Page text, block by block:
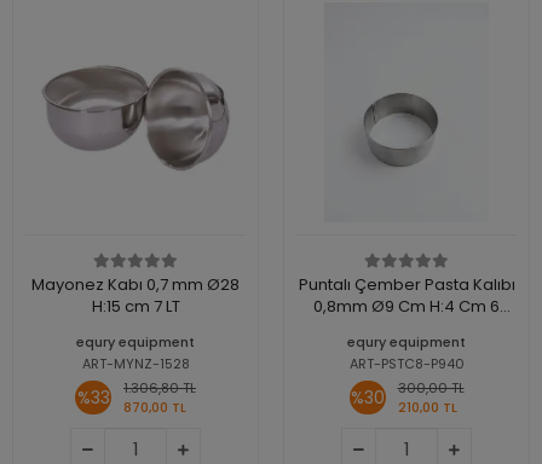
Mayonez Kabı 0,7 mm Ø28
H:15 cm 7 LT
equry equipment
ART-MYNZ-1528
%33
1.306,80 TL
870,00 TL
Puntalı Çember Pasta Kalıbı
0,8mm Ø9 Cm H:4 Cm 6
equry equipment
ART-PSTC8-P940
%30
300,00 TL
210,00 TL